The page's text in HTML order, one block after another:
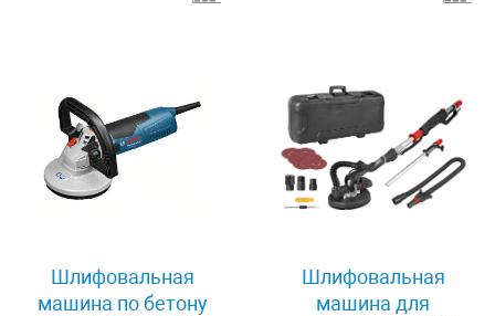
Шлифовальная
машина по бетону
Шлифовальная
машина для